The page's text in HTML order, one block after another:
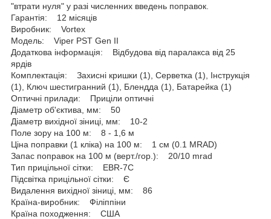
"втрати нуля" у разі численних введень поправок.
Гарантія: 12 місяців
Виробник: Vortex
Модель: Viper PST Gen II
Додаткова інформація: Відбудова від паралакса від 25
ярдів
Комплектація: Захисні кришки (1), Серветка (1), Інструкція
(1), Ключ шестигранний (1), Блендда (1), Батарейка (1)
Оптичні прилади: Приціли оптичні
Діаметр об'єктива, мм: 50
Діаметр вихідної зіниці, мм: 10-2
Поле зору на 100 м: 8 - 1,6 м
Ціна поправки (1 кліка) на 100 м: 1 см (0.1 MRAD)
Запас поправок на 100 м (верт./гор.): 20/10 mrad
Тип прицільної сітки: EBR-7C
Підсвітка прицільної сітки: Є
Видалення вихідної зіниці, мм: 86
Країна-виробник: Філіппіни
Країна походження: США